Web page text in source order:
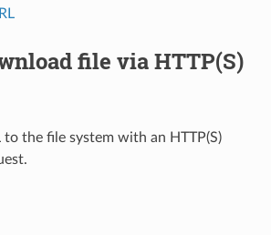
file via HTTP(S)
to the file system with an HTTP(S)